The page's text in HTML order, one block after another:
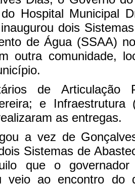
Hospital Municipal
dois
de Água (SSAA)
outra comunidade,
de Articulação
e Infraestrutura
as entregas.
a vez de
Sistemas de
que o governador
veio ao encontro do